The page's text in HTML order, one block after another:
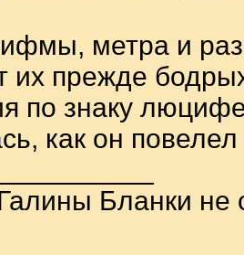
метра и
их прежде
по знаку
как он повелел
Бланки не